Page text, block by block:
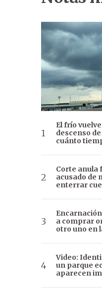
El frío
descenso
cuánto
Corte anula
acusado de
enterrar
a comprar
otro uno en
Video:
un parque
aparecen